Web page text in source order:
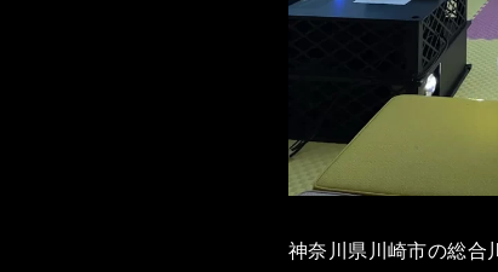
神奈川県川崎市の総合